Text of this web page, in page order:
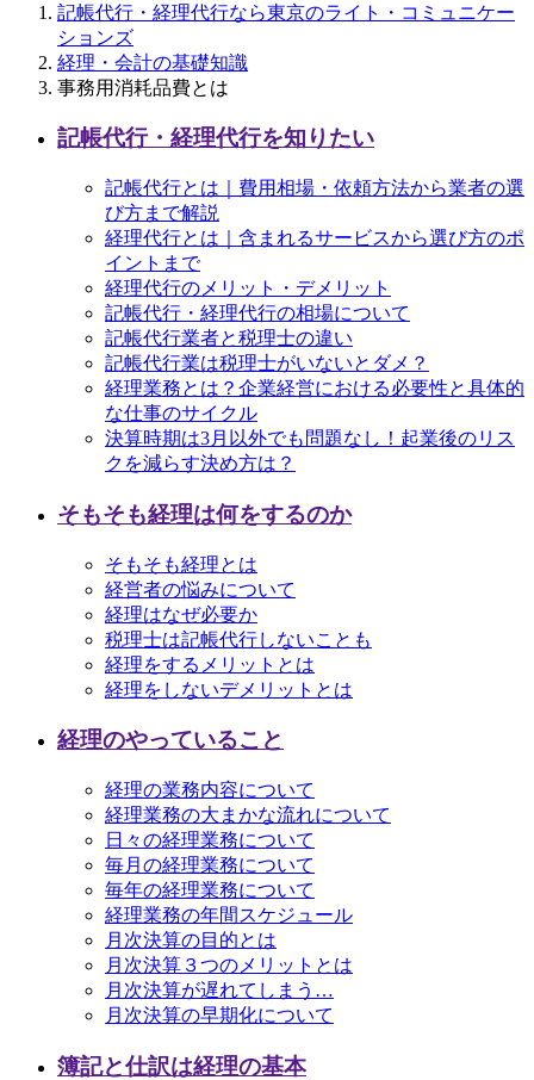
記帳代行・経理代行なら東京のライト・コミュニケー
ションズ
経理・会計の基礎知識
事務用消耗品費とは
記帳代行・経理代行を知りたい
記帳代行とは｜費用相場・依頼方法から業者の選
び方まで解説
経理代行とは｜含まれるサービスから選び方のポ
イントまで
経理代行のメリット・デメリット
記帳代行・経理代行の相場について
記帳代行業者と税理士の違い
記帳代行業は税理士がいないとダメ？
経理業務とは？企業経営における必要性と具体的
な仕事のサイクル
決算時期は3月以外でも問題なし！起業後のリス
クを減らす決め方は？
そもそも経理は何をするのか
そもそも経理とは
経営者の悩みについて
経理はなぜ必要か
税理士は記帳代行しないことも
経理をするメリットとは
経理をしないデメリットとは
経理のやっていること
経理の業務内容について
経理業務の大まかな流れについて
日々の経理業務について
毎月の経理業務について
毎年の経理業務について
経理業務の年間スケジュール
月次決算の目的とは
月次決算３つのメリットとは
月次決算が遅れてしまう…
月次決算の早期化について
簿記と仕訳は経理の基本